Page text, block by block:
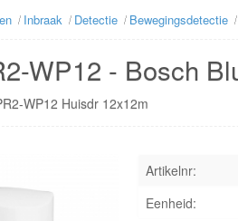
Inbraak Detectie Bewegingsdetectie
WP12 - Bosch
WP12 Huisdr 12x12m
Artikelnr:
Eenheid: